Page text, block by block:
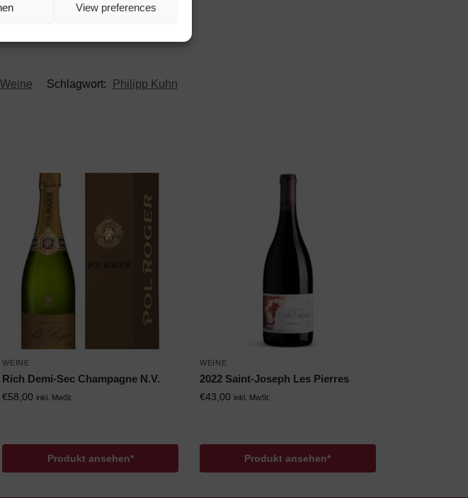
View preferences
Weine Schlagwort: Philipp Kuhn
WEINE
Rich Demi-Sec Champagne N.V.
€58,00 inkl. MwSt.
Produkt ansehen*
WEINE
2022 Saint-Joseph Les Pierres
€43,00 inkl. MwSt.
Produkt ansehen*